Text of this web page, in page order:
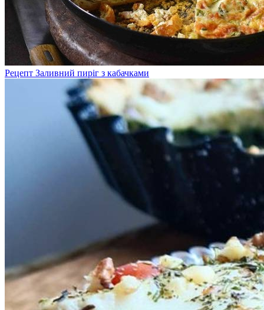
Рецепт Заливний пиріг з кабачками